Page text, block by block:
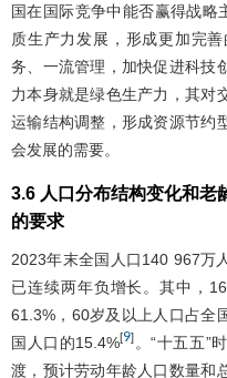
国在国际竞争中能否赢得战略
质生产力发展，形成更加完
务、一流管理，加快促进科技
力本身就是绿色生产力，其对
运输结构调整，形成资源节约
会发展的需要。
3.6 人口分布结构变化和老
的要求
2023年末全国人口140 967万
已连续两年负增长。其中，
61.3%，60岁及以上人口占全
国人口的15.4%[9] 。“十五五”
渡，预计劳动年龄人口数量和